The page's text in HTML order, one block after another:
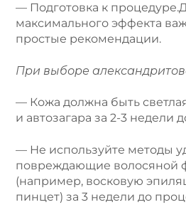
— Подготовка к
максимального эффекта
простые рекомендации.
При выборе
— Кожа должна быть
и автозагара за 2-3 недели
— Не используйте методы
повреждающие волосяной
(например, восковую
пинцет) за 3 недели до